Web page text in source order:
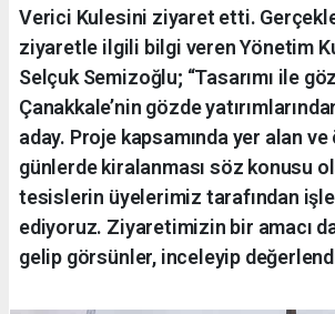
Verici Kulesini ziyaret etti.
ziyaretle ilgili bilgi veren Yönetim
Selçuk Semizoğlu; “Tasarımı ile
Çanakkale’nin gözde
aday. Proje kapsamında yer alan
günlerde kiralanması söz konusu
tesislerin üyelerimiz tarafından
ediyoruz. Ziyaretimizin bir amacı
gelip görsünler, inceleyip